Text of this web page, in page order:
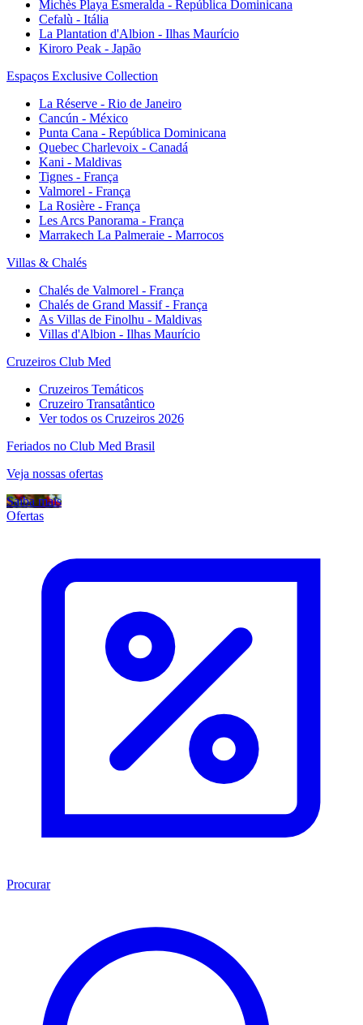
Michès Playa Esmeralda - República Dominicana
Cefalù - Itália
La Plantation d'Albion - Ilhas Maurício
Kiroro Peak - Japão
Espaços Exclusive Collection
La Réserve - Rio de Janeiro
Cancún - México
Punta Cana - República Dominicana
Quebec Charlevoix - Canadá
Kani - Maldivas
Tignes - França
Valmorel - França
La Rosière - França
Les Arcs Panorama - França
Marrakech La Palmeraie - Marrocos
Villas & Chalés
Chalés de Valmorel - França
Chalés de Grand Massif - França
As Villas de Finolhu - Maldivas
Villas d'Albion - Ilhas Maurício
Cruzeiros Club Med
Cruzeiros Temáticos
Cruzeiro Transatântico
Ver todos os Cruzeiros 2026
Feriados no Club Med Brasil
Veja nossas ofertas
Saiba mais
Ofertas
Procurar